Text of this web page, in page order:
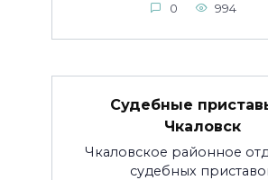
0 994
Судебные
Чкаловск
Чкаловское районное
судебных